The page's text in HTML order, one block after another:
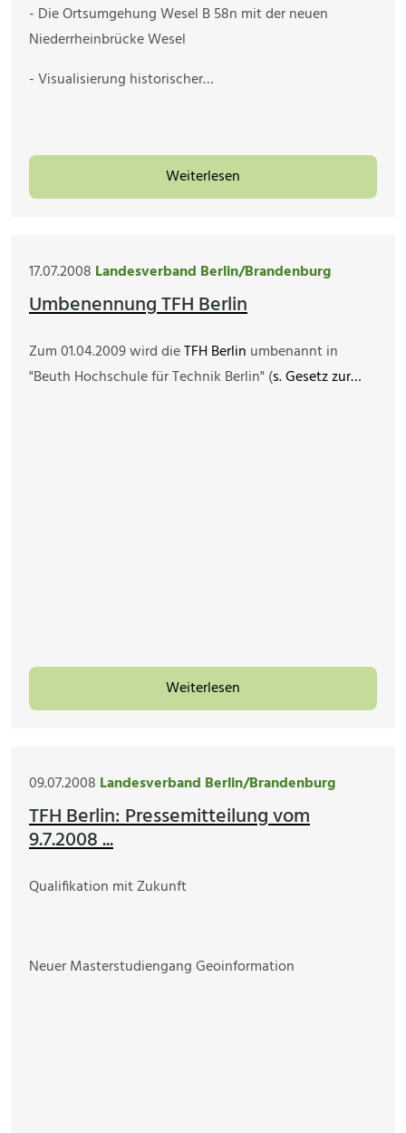
- Die Ortsumgehung Wesel B 58n mit der neuen
Niederrheinbrücke Wesel
- Visualisierung historischer…
Weiterlesen
17.07.2008 Landesverband Berlin/Brandenburg
Umbenennung TFH Berlin
Zum 01.04.2009 wird dieTFH Berlin umbenannt in
"Beuth Hochschule für Technik Berlin" (s. Gesetz zur…
Weiterlesen
09.07.2008 Landesverband Berlin/Brandenburg
TFH Berlin: Pressemitteilung vom
9.7.2008 ...
Qualifikation mit Zukunft
Neuer Masterstudiengang Geoinformation